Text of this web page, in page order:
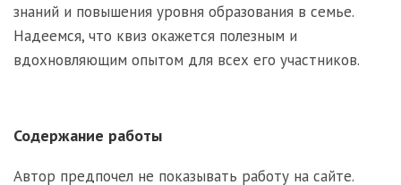
знаний и повышения уровня образования в семье.
Надеемся, что квиз окажется полезным и
вдохновляющим опытом для всех его участников.
Содержание работы
Автор предпочел не показывать работу на сайте.